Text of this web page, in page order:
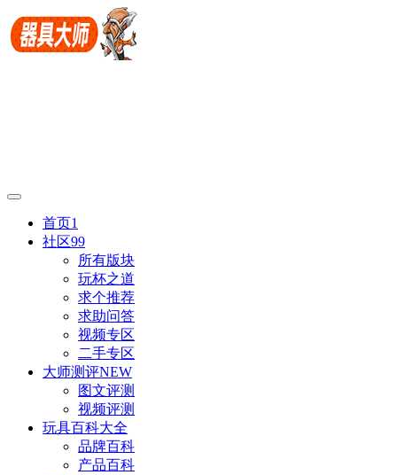
首页1
社区99
所有版块
玩杯之道
求个推荐
求助问答
视频专区
二手专区
大师测评NEW
图文评测
视频评测
玩具百科大全
品牌百科
产品百科